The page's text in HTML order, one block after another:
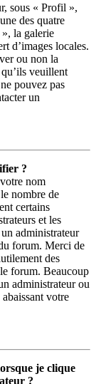
sous « Profil »,
des quatre
la galerie
d’images locales.
ou non la
veuillent
pouvez pas
un
?
nom
nombre de
certains
et les
administrateur
forum. Merci de
des
forum. Beaucoup
administrateur ou
votre
je clique
?